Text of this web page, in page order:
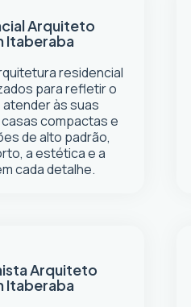
Arquiteto
Itaberaba
residencial
para refletir o
às suas
compactas e
de alto padrão,
a estética e a
cada detalhe.
Arquiteto
Itaberaba